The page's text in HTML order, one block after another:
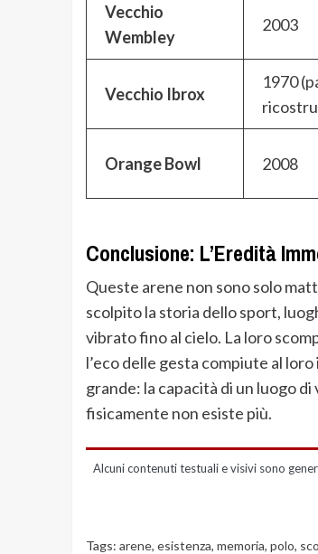
Vecchio
Wembley
2003
Vecchio Ibrox
1970
Orange Bowl 2008
Conclusione: L’Eredità
Queste arene non sono solo
scolpito la storia dello sport,
vibrato fino al cielo. La loro
l’eco delle gesta compiute al
grande: la capacità di un luogo
fisicamente non esiste più.
Alcuni contenuti testuali e visivi sono
Tags: arene, esistenza, memoria, polo,